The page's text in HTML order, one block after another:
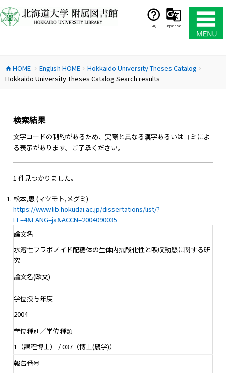
ン
テ
ス
キ
FAQ Japanese
home HOME chevron_right English HOMEchevron_right Hokkaido University Theses Catalog chevron_right
Hokkaido University Theses Catalog Search results
検索結果
文字コードの制約があるため、実際と異なる漢字あるいはヨミによ
る表示があります。ご了承ください。
1 件見つかりました。
松本,恵 (マツモト,メグミ)
https://www.lib.hokudai.ac.jp/dissertations/list/?
FF=4&LANG=ja&ACCN=2004090035
論文名
水溶性フラボノイド配糖体の生体内抗酸化性と吸収動態に関する研
究
論文名(欧文)
学位授与年度
2004
学位種別／学位種類
1（課程博士） / 037（博士(農学)）
報告番号